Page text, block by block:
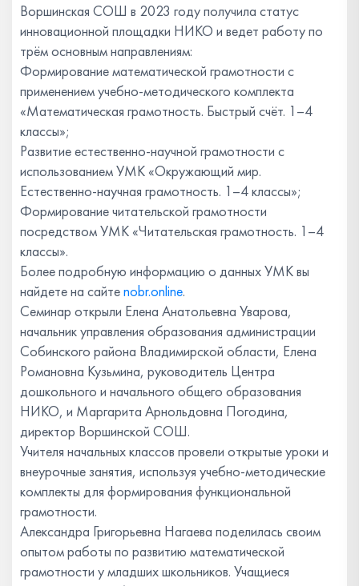
Воршинская СОШ в 2023 году получила статус
инновационной площадки НИКО и ведет работу по
трём основным направлениям:
Формирование математической грамотности с
применением учебно-методического комплекта
«Математическая грамотность. Быстрый счёт. 1–4
классы»;
Развитие естественно-научной грамотности с
использованием УМК «Окружающий мир.
Естественно-научная грамотность. 1–4 классы»;
Формирование читательской грамотности
посредством УМК «Читательская грамотность. 1–4
классы».
Более подробную информацию о данных УМК вы
найдете на сайтеnobr.online.
Семинар открыли Елена Анатольевна Уварова,
начальник управления образования администрации
Собинского района Владимирской области, Елена
Романовна Кузьмина, руководитель Центра
дошкольного и начального общего образования
НИКО, и Маргарита Арнольдовна Погодина,
директор Воршинской СОШ.
Учителя начальных классов провели открытые уроки и
внеурочные занятия, используя учебно-методические
комплекты для формирования функциональной
грамотности.
Александра Григорьевна Нагаева поделилась своим
опытом работы по развитию математической
грамотности у младших школьников. Учащиеся